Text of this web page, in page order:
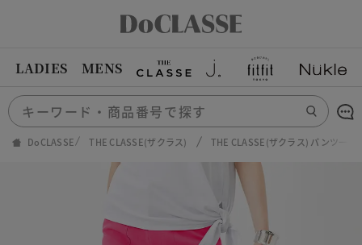
LADIES MENS
DoCLASSE THE CLASSE(ザクラス) THE CLASSE(ザクラス) パンツ一覧